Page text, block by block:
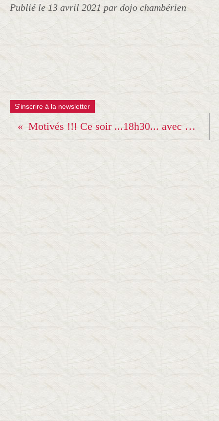
Publié le 13 avril 2021 par dojo chambérien
S'inscrire à la newsletter
Motivés !!! Ce soir ...18h30... avec Eric et Yoann sur Instagram !